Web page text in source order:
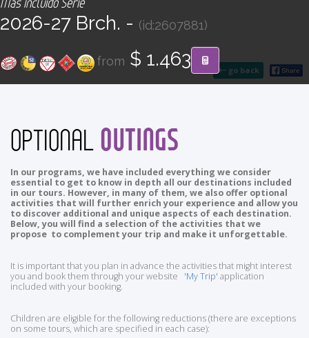
Find your Tour
go back
2026-27 Brch. - (id:2607881)
from $ 1.463
OPTIONALOUTINGS
In our programs, we have included everything we consider
essential to get to know in depth all our destinations included
in our tours. However, in many of them, we also offer optional
activities that will further enrich your experience and allow you
to discover additional and unique aspects of each destination.
Below, you will find a selection of the activities that we
propose to complement your trip and make it unforgettable.
It is important that you plan in advance the activities that might interest
you and book them through your website 'My Trip' application
included with your booking.
Children are eligible for the following reductions (there are exceptions
on some tours, which are specified in each case):